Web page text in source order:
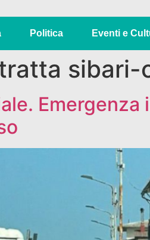
Politica Eventi e
sibari-